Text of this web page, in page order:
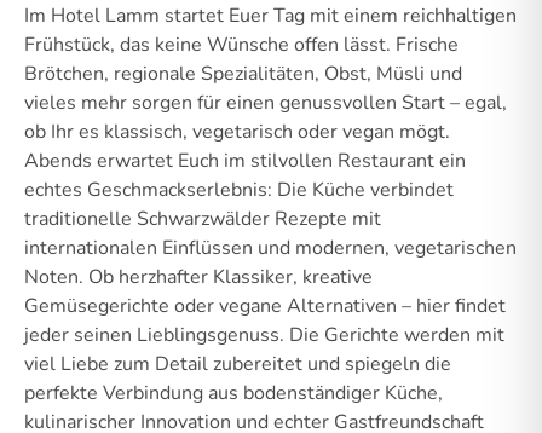
Im Hotel Lamm startet Euer Tag mit einem reichhaltigen
Frühstück, das keine Wünsche offen lässt. Frische
Brötchen, regionale Spezialitäten, Obst, Müsli und
vieles mehr sorgen für einen genussvollen Start – egal,
ob Ihr es klassisch, vegetarisch oder vegan mögt.
Abends erwartet Euch im stilvollen Restaurant ein
echtes Geschmackserlebnis: Die Küche verbindet
traditionelle Schwarzwälder Rezepte mit
internationalen Einflüssen und modernen, vegetarischen
Noten. Ob herzhafter Klassiker, kreative
Gemüsegerichte oder vegane Alternativen – hier findet
jeder seinen Lieblingsgenuss. Die Gerichte werden mit
viel Liebe zum Detail zubereitet und spiegeln die
perfekte Verbindung aus bodenständiger Küche,
kulinarischer Innovation und echter Gastfreundschaft